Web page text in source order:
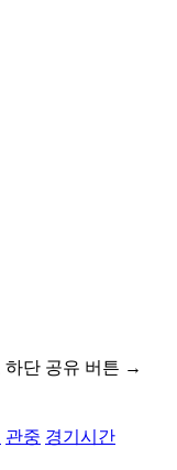
하단 공유 버튼 →
관중 경기시간